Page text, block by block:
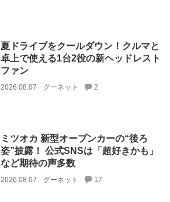
夏ドライブをクールダウン！クルマと
卓上で使える1台2役の新ヘッドレスト
ファン
2026.08.07 グーネット 2
ミツオカ 新型オープンカーの“後ろ
姿”披露！ 公式SNSは「超好きかも」
など期待の声多数
2026.08.07 グーネット 17